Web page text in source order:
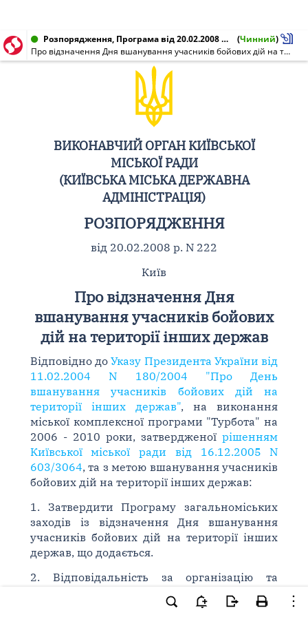
Розпорядження, Програма від 20.02.2008 № 222 (Чинний)
Про відзначення Дня вшанування учасників бойових дій на території інших держав
ВИКОНАВЧИЙ ОРГАН КИЇВСЬКОЇ
МІСЬКОЇ РАДИ
(КИЇВСЬКА МІСЬКА ДЕРЖАВНА
АДМІНІСТРАЦІЯ)
РОЗПОРЯДЖЕННЯ
від 20.02.2008 р. N 222
Київ
Про відзначення Дня
вшанування учасників бойових
дій на території інших держав
Відповідно доУказу Президента України від
11.02.2004 N 180/2004 "Про День
вшанування учасників бойових дій на
території інших держав", на виконання
міської комплексної програми "Турбота" на
2006 - 2010 роки, затвердженоїрішенням
Київської міської ради від 16.12.2005 N
603/3064, та з метою вшанування учасників
бойових дій на території інших держав:
1. Затвердити Програму загальноміських
заходів із відзначення Дня вшанування
учасників бойових дій на території інших
держав, що додається.
2. Відповідальність за організацію та
проведення загальноміських заходів із
відзначення Дня вшанування учасників